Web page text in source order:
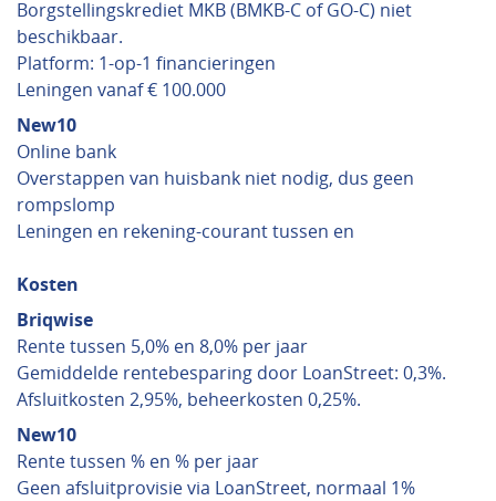
Borgstellingskrediet MKB (BMKB-C of GO-C) niet
beschikbaar.
Platform: 1-op-1 financieringen
Leningen vanaf € 100.000
New10
Online bank
Overstappen van huisbank niet nodig, dus geen
rompslomp
Leningen en rekening-courant tussen en
Kosten
Briqwise
Rente tussen 5,0% en 8,0% per jaar
Gemiddelde rentebesparing door LoanStreet: 0,3%.
Afsluitkosten 2,95%, beheerkosten 0,25%.
New10
Rente tussen % en % per jaar
Geen afsluitprovisie via LoanStreet, normaal 1%